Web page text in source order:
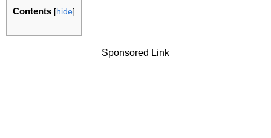
Contents [hide]
Sponsored Link